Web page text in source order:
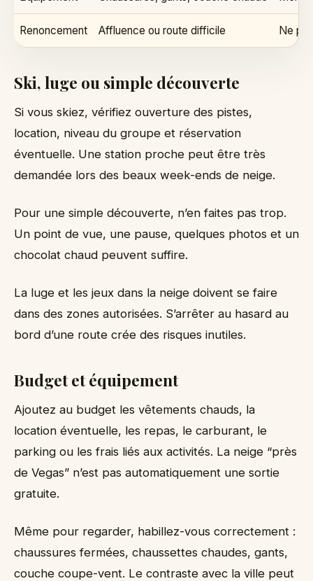
Renoncement Affluence ou route difficile Ne
Ski, luge ou simple découverte
Si vous skiez, vérifiez ouverture des pistes,
location, niveau du groupe et réservation
éventuelle. Une station proche peut être très
demandée lors des beaux week-ends de neige.
Pour une simple découverte, n’en faites pas trop.
Un point de vue, une pause, quelques photos et un
chocolat chaud peuvent suffire.
La luge et les jeux dans la neige doivent se faire
dans des zones autorisées. S’arrêter au hasard au
bord d’une route crée des risques inutiles.
Budget et équipement
Ajoutez au budget les vêtements chauds, la
location éventuelle, les repas, le carburant, le
parking ou les frais liés aux activités. La neige “près
de Vegas” n’est pas automatiquement une sortie
gratuite.
Même pour regarder, habillez-vous correctement :
chaussures fermées, chaussettes chaudes, gants,
couche coupe-vent. Le contraste avec la ville peut